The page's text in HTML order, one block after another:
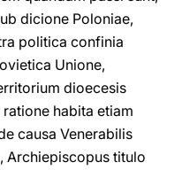
dicione Poloniae,
politica confinia
Unione,
dioecesis
habita etiam
causa Venerabilis
Archiepiscopus titulo